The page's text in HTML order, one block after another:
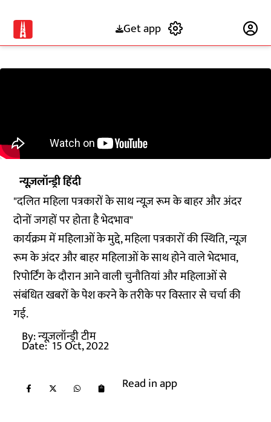
Get app
न्यूज़लॉन्ड्री हिंदी
"दलित महिला पत्रकारों के साथ न्यूज़ रूम के बाहर और अंदर
दोनों जगहों पर होता है भेदभाव"
कार्यक्रम में महिलाओं के मुद्दे, महिला पत्रकारों की स्थिति, न्यूज़
रूम के अंदर और बाहर महिलाओं के साथ होने वाले भेदभाव,
रिपोर्टिंग के दौरान आने वाली चुनौतियां और महिलाओं से
संबंधित खबरों के पेश करने के तरीके पर विस्तार से चर्चा की
गई.
By:न्यूज़लॉन्ड्री टीम
Date: 15 Oct, 2022
Read in app